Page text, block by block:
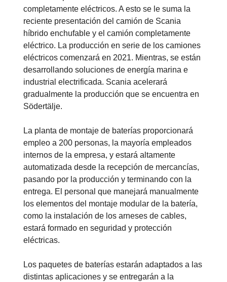
completamente eléctricos. A esto se le suma la
reciente presentación del camión de Scania
híbrido enchufable y el camión completamente
eléctrico. La producción en serie de los camiones
eléctricos comenzará en 2021. Mientras, se están
desarrollando soluciones de energía marina e
industrial electrificada. Scania acelerará
gradualmente la producción que se encuentra en
Södertälje.
La planta de montaje de baterías proporcionará
empleo a 200 personas, la mayoría empleados
internos de la empresa, y estará altamente
automatizada desde la recepción de mercancías,
pasando por la producción y terminando con la
entrega. El personal que manejará manualmente
los elementos del montaje modular de la batería,
como la instalación de los arneses de cables,
estará formado en seguridad y protección
eléctricas.
Los paquetes de baterías estarán adaptados a las
distintas aplicaciones y se entregarán a la